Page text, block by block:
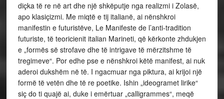
diçka të re në art dhe një shkëputje nga realizmi i Zolasë,
apo klasiçizmi. Me miqtë e tij italianë, ai nënshkroi
manifestin e futuristëve, Le Manifeste de l’anti-tradition
futuriste, të teoricienit italian Marineti, që kërkonte zhdukjen
e „formës së strofave dhe të intrigave të mërzitshme të
tregimeve“. Por edhe pse e nënshkroi këtë manifest, ai nuk
aderoi dukshëm në të. I ngacmuar nga piktura, ai krijoi një
formë të vetën dhe të re poetike. Ishin „ideogramet lirike“
siç do ti quajë ai, duke i emërtuar „calligrammes“, meqë